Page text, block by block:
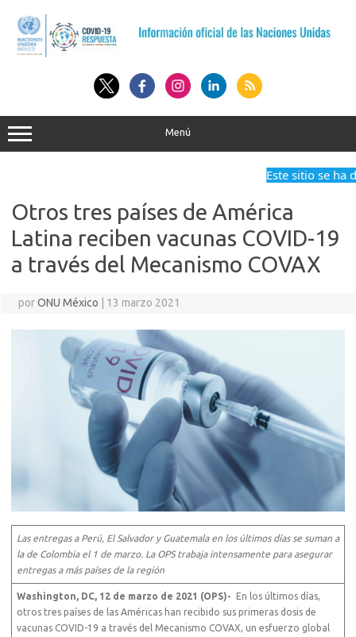
contenido
Menú
Este sitio se ha
Otros tres países de América
Latina reciben vacunas COVID-19
a través del Mecanismo COVAX
porONU México 13 marzo 2021
Las entregas a Perú, El Salvador y Guatemala en los últimos días se suman a
la de Colombia el 1 de marzo. La OPS trabaja intensamente para asegurar
entregas a más países de la región
Washington, DC, 12 de marzo de 2021 (OPS)- En los últimos días,
otros tres países de las Américas han recibido sus primeras dosis de
vacunas COVID-19 a través del Mecanismo COVAX, un esfuerzo global